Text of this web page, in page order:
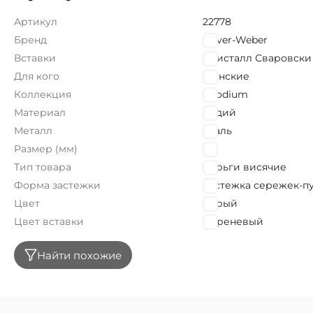
Артикул
22778
Бренд
Oliver-Weber
Вставки
Кристалл Сваровски
Для кого
Женские
Коллекция
Rhodium
Материал
Родий
Металл
Сталь
Размер (мм)
Тип товара
Серьги висячие
Форма застежки
Застежка сережек-
Цвет
Серый
Цвет вставки
Сиреневый
Найти похожие